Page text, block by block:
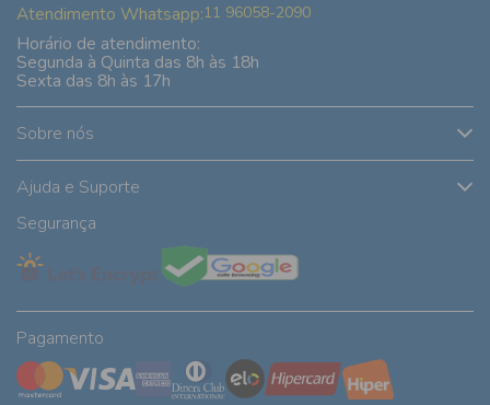
Sobre nós
Ajuda e Suporte
Atendimento Whatsapp:11 96058-2090
Horário de atendimento:
Segunda à Quinta das 8h às 18h
Sexta das 8h às 17h
Segurança
Pagamento